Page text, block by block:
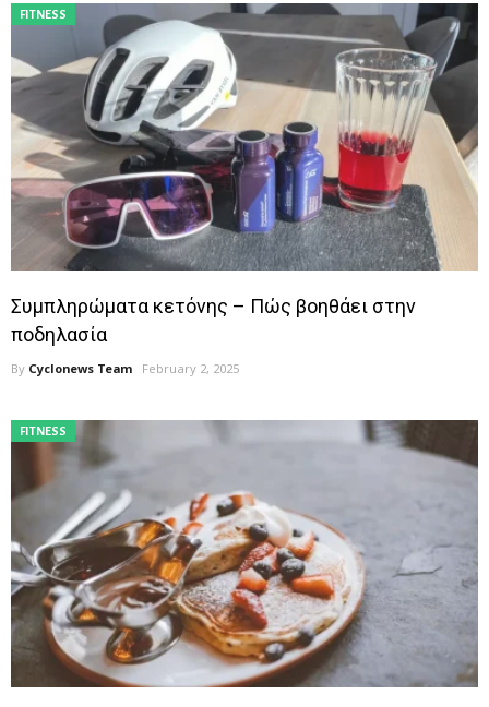
FITNESS
Συμπληρώματα κετόνης – Πώς βοηθάει στην
ποδηλασία
By Cyclonews Team February 2, 2025
FITNESS